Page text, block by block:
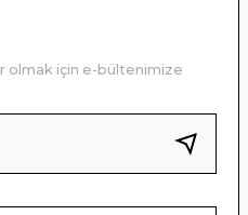
görüntülenemiyor.
pahalı.
olmalı.
olmak için e-bültenimize